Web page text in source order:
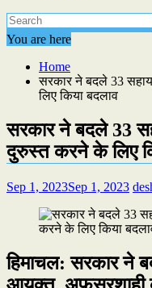
You are here
Home
सरकार ने बदले 33
लिए किया बदलाव
सरकार ने बदले 33
दुरुस्त करने के लिए
Sep 1, 2023Sep 1, 2023
हिमाचल: सरकार ने